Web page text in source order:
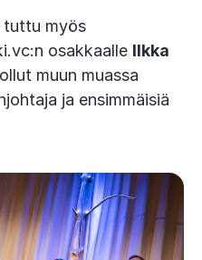
tuttu myös
osakkaalle Ilkka
muun muassa
ja ensimmäisiä